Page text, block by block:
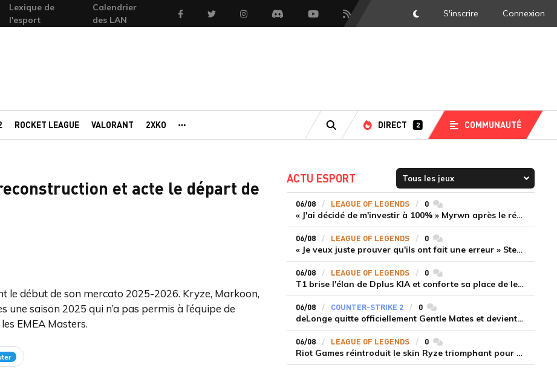
Lexique de
l'esport
Calendrier
des LAN
FacebookTwitter InstagramDiscord YoutubeFlux RSS DarkMode
S'inscrire Connexion
ROCKET LEAGUE VALORANT 2XKO
RECHERCHE
DIRECT 2 COMMUNAUTÉ
et acte le départ de
le début de son mercato 2025-2026. Kryze, Markoon,
saison 2025 qui n’a pas permis à l’équipe de
EMEA Masters.
ACTU ESPORT
06/08 LEAGUE OF LEGENDS 0commentaires
« J'ai décidé de m'investir à 100% » Myrwn après le réveil de Movistar KOI face à Fnatic
06/08 LEAGUE OF LEGENDS 0commentaires
« Je veux juste prouver qu'ils ont fait une erreur » Stend se confie sur son mercato chaotique et ses ambitions avec Shifters
06/08 LEAGUE OF LEGENDS 0commentaires
T1 brise l'élan de Dplus KIA et conforte sa place de leader en LCK 2026 Rounds 3-4
06/08 COUNTER-STRIKE 2 0commentaires
deLonge quitte officiellement Gentle Mates et devient agent libre
06/08 LEAGUE OF LEGENDS 0commentaires
Riot Games réintroduit le skin Ryze triomphant pour récompenser la scène amateur